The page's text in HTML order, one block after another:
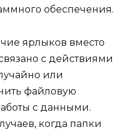
обеспечения.
ярлыков вместо
с действиями
или
файловую
с данными.
когда папки